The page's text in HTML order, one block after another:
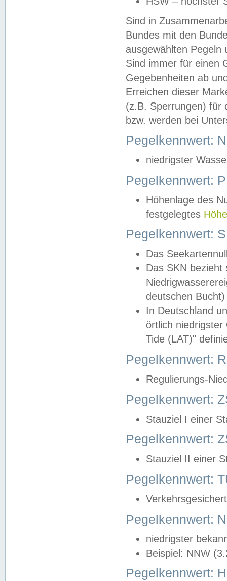
Sind in
Bundes mit den
ausgewählten
Sind immer für einen
Gegebenheiten ab
Erreichen dieser
(z.B. Sperrungen) für
bzw. werden bei
Pegelkennwert:
niedrigster
Pegelkennwert:
Höhenlage des
festgelegtes
Pegelkennwert:
Das
Das SKN
deutschen
In Deutschland
örtlich
Tide (LAT)"
Pegelkennwert:
Regulierungs-
Pegelkennwert:
Stauziel I einer
Pegelkennwert:
Stauziel II einer
Pegelkennwert:
Pegelkennwert:
niedrigster
Beispiel: NNW
Pegelkennwert: